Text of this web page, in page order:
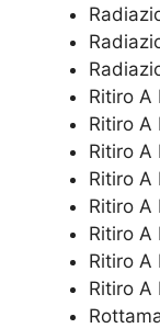
Ritiro A
Ritiro A
Ritiro A
Ritiro A
Ritiro A
Ritiro A
Ritiro A
Ritiro A